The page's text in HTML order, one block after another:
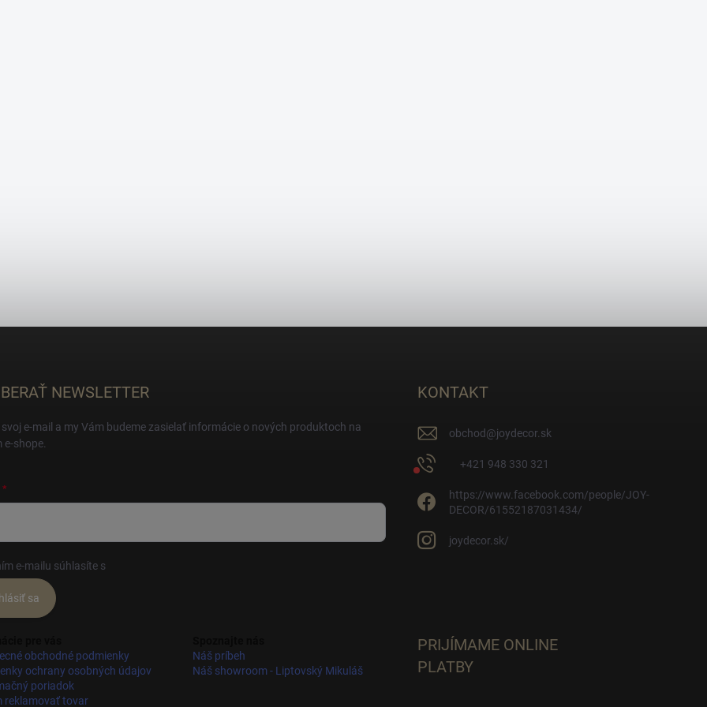
NEWSLETTER
e-mail a my Vám budeme zasielať informácie o nových produktoch na
shope.
e-mailu súhlasíte s
sa
KONTAKT
obchod@joydecor.sk
+421 948 330 321
https://www.facebook.com/people/JOY-
DECOR/61552187031434/
joydecor.sk/
obchodné podmienky
ochrany osobných údajov
poriadok
reklamovať tovar
Náš príbeh
Náš showroom - Liptovský Mikuláš
PRIJÍMAME ONLINE
PLATBY